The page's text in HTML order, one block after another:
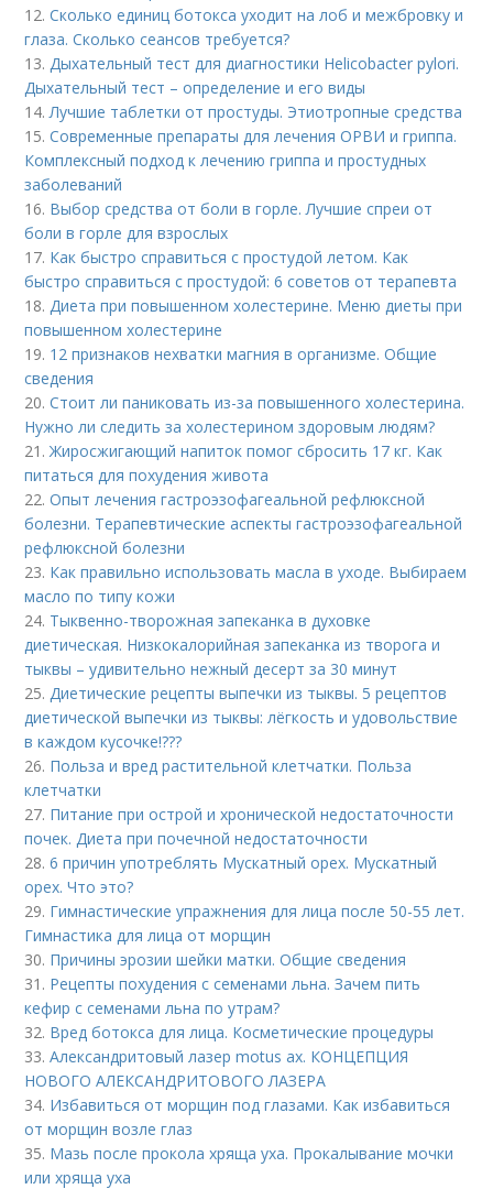
12.Сколько единиц ботокса уходит на лоб и межбровку и
глаза. Сколько сеансов требуется?
13.Дыхательный тест для диагностики Helicobacter pylori.
Дыхательный тест – определение и его виды
14.Лучшие таблетки от простуды. Этиотропные средства
15.Современные препараты для лечения ОРВИ и гриппа.
Комплексный подход к лечению гриппа и простудных
заболеваний
16. Выбор средства от боли в горле. Лучшие спреи от
боли в горле для взрослых
17. Как быстро справиться с простудой летом. Как
быстро справиться с простудой: 6 советов от терапевта
18.Диета при повышенном холестерине. Меню диеты при
повышенном холестерине
19. 12 признаков нехватки магния в организме. Общие
сведения
20.Стоит ли паниковать из-за повышенного холестерина.
Нужно ли следить за холестерином здоровым людям?
21.Жиросжигающий напиток помог сбросить 17 кг. Как
питаться для похудения живота
22.Опыт лечения гастроэзофагеальной рефлюксной
болезни. Терапевтические аспекты гастроэзофагеальной
рефлюксной болезни
23. Как правильно использовать масла в уходе. Выбираем
масло по типу кожи
24. Тыквенно-творожная запеканка в духовке
диетическая. Низкокалорийная запеканка из творога и
тыквы – удивительно нежный десерт за 30 минут
25.Диетические рецепты выпечки из тыквы. 5 рецептов
диетической выпечки из тыквы: лёгкость и удовольствие
в каждом кусочке!???
26. Польза и вред растительной клетчатки. Польза
клетчатки
27. Питание при острой и хронической недостаточности
почек. Диета при почечной недостаточности
28.6 причин употреблять Мускатный орех. Мускатный
орех. Что это?
29. Гимнастические упражнения для лица после 50-55 лет.
Гимнастика для лица от морщин
30. Причины эрозии шейки матки. Общие сведения
31. Рецепты похудения с семенами льна. Зачем пить
кефир с семенами льна по утрам?
32. Вред ботокса для лица. Косметические процедуры
33.Александритовый лазер motus ax. КОНЦЕПЦИЯ
НОВОГО АЛЕКСАНДРИТОВОГО ЛАЗЕРА
34. Избавиться от морщин под глазами. Как избавиться
от морщин возле глаз
35. Мазь после прокола хряща уха. Прокалывание мочки
или хряща уха